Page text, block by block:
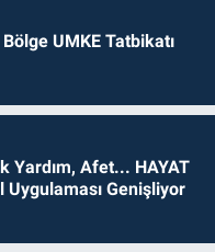
UMKE Tatbikatı
Yardım, Afet... HAYAT
Uygulaması Genişliyor